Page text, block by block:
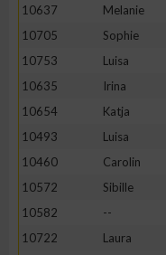
10637
Melanie
10705
Sophie
10753
Luisa
10635
Irina
10654
Katja
10493
Luisa
10460
Carolin
10572
Sibille
10582
--
10722
Laura
Erstellung von
Verwendung von